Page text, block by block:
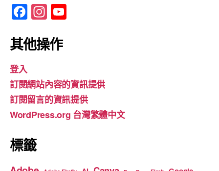
F
a
c
b
o
o
k
In
st
a
gr
a
m
u
b
e
其他操作
登入
訂閱網站內容的資訊提供
訂閱留言的資訊提供
WordPress.org 台灣繁體中文
標籤